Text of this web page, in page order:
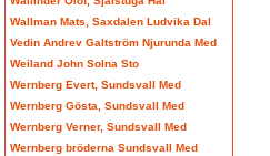
Wallman Mats, Saxdalen Ludvika Dal
Vedin Andrev Galtström Njurunda Med
Weiland John Solna Sto
Wernberg Evert, Sundsvall Med
Wernberg Gösta, Sundsvall Med
Wernberg Verner, Sundsvall Med
Wernberg bröderna Sundsvall Med